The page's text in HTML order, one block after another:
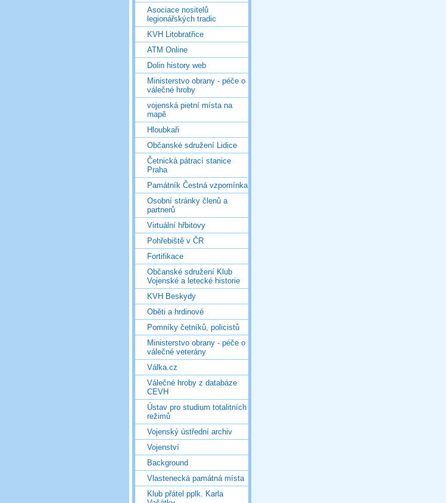
Asociace nositelů
legionářských tradic
KVH Litobratřice
ATM Online
Dolin history web
Ministerstvo obrany - péče o
válečné hroby
vojenská pietní místa na
mapě
Hloubkaři
Občanské sdružení Lidice
Četnická pátrací stanice
Praha
Památník Čestná vzpomínka
Osobní stránky členů a
partnerů
Virtuální hřbitovy
Pohřebiště v ČR
Fortifikace
Občanské sdružení Klub
Vojenské a letecké historie
KVH Beskydy
Oběti a hrdinové
Pomníky četníků, policistů
Ministerstvo obrany - péče o
válečné veterány
Válka.cz
Válečné hroby z databáze
CEVH
Ústav pro studium totalitních
režimů
Vojenský ústřední archiv
Vojenství
Background
Vlastenecká památná místa
Klub přátel pplk. Karla